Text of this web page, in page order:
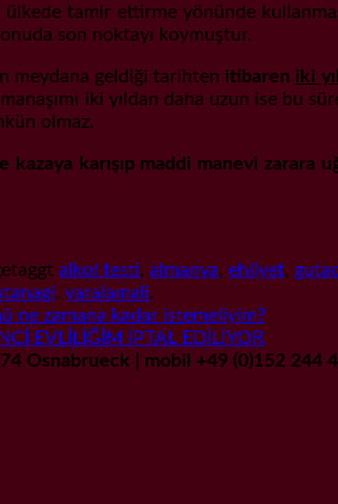
tamir ettirme yönünde
son noktayı koymuştur.
meydana geldiği tarihten itibaren iki
iki yıldan daha uzun ise bu
olmaz.
karışıp maddi manevi
alkol testi, almanya, ehliyet,
, yaralamali.
ne zamana kadar istemeliyim?
EVLİLİĞİM İPTAL EDİLİYOR
Osnabrueck | mobil +49 (0)152 244